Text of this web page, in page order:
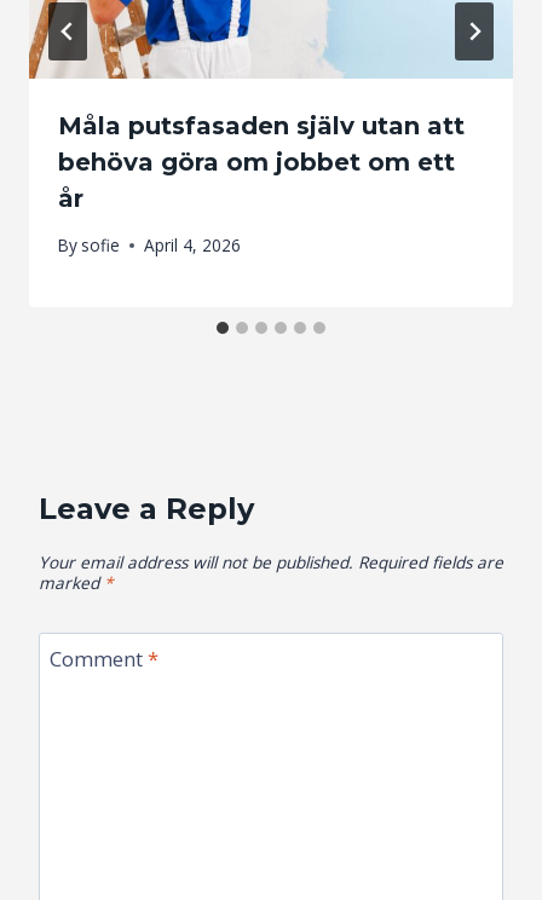
Måla putsfasaden själv utan att
behöva göra om jobbet om ett
år
By sofie April 4, 2026
Leave a Reply
Your email address will not be published. Required fields are
marked *
Comment*